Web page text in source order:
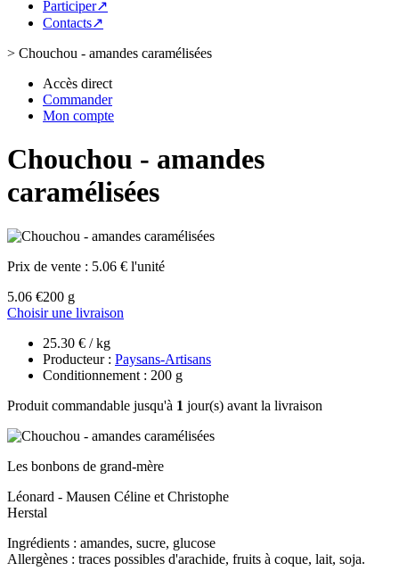
Participer↗
Contacts↗
> Chouchou - amandes caramélisées
Accès direct
Commander
Mon compte
Chouchou - amandes
caramélisées
Prix de vente : 5.06 € l'unité
5.06 €200 g
Choisir une livraison
25.30 € / kg
Producteur : Paysans-Artisans
Conditionnement : 200 g
Produit commandable jusqu'à 1 jour(s) avant la livraison
Les bonbons de grand-mère
Léonard - Mausen Céline et Christophe
Herstal
Ingrédients : amandes, sucre, glucose
Allergènes : traces possibles d'arachide, fruits à coque, lait, soja.